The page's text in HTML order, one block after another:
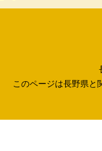
このページは長野県と